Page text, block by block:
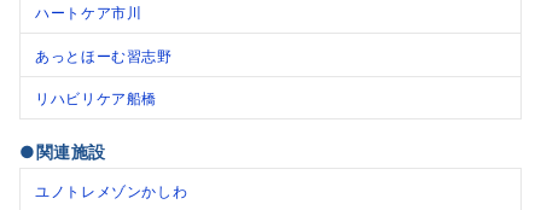
ハートケア市川
あっとほーむ習志野
リハビリケア船橋
●関連施設
ユノトレメゾンかしわ